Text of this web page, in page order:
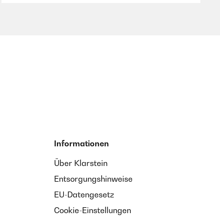
Informationen
Über Klarstein
Entsorgungshinweise
EU-Datengesetz
Cookie-Einstellungen